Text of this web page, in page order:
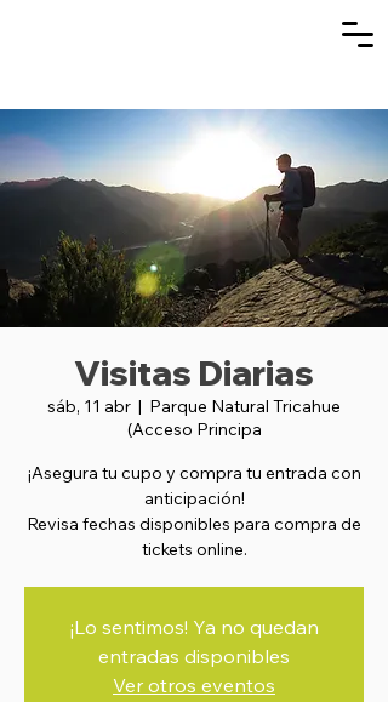
Visitas Diarias
sáb, 11 abr
  |
Parque Natural Tricahue
(Acceso Principa
¡Asegura tu cupo y compra tu entrada con
anticipación!
Revisa fechas disponibles para compra de
tickets online.
¡Lo sentimos! Ya no quedan
entradas disponibles
Ver otros eventos